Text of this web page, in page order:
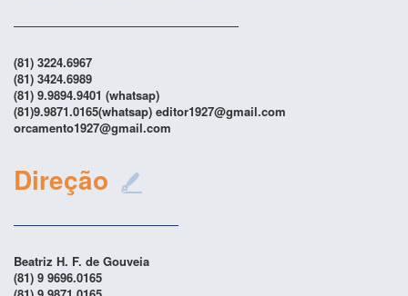
(81) 3224.6967
(81) 3424.6989
(81) 9.9894.9401 (whatsap)
(81)9.9871.0165(whatsap) editor1927@gmail.com
orcamento1927@gmail.com
Direção
Beatriz H. F. de Gouveia
(81) 9 9696.0165